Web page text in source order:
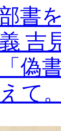
書
吉
偽
て。